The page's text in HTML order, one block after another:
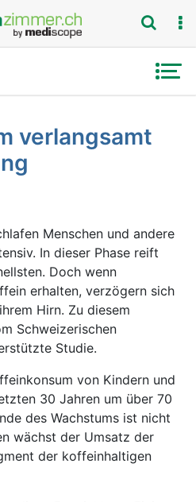
verlangsamt
Menschen und andere
In dieser Phase reift
Doch wenn
erhalten, verzögern sich
Hirn. Zu diesem
Schweizerischen
Studie.
von Kindern und
30 Jahren um über 70
des Wachstums ist nicht
wächst der Umsatz der
der koffeinhaltigen